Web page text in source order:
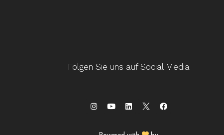
Folgen Sie uns auf Social Media